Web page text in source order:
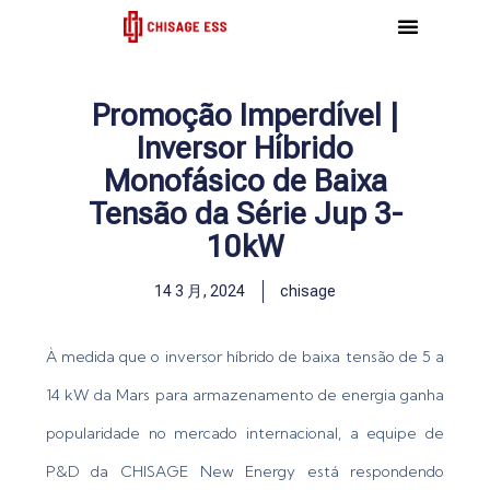
Promoção Imperdível |
Inversor Híbrido
Monofásico de Baixa
Tensão da Série Jup 3-
10kW
14 3 月, 2024 chisage
À medida que o inversor híbrido de baixa tensão de 5 a
14 kW da Mars para armazenamento de energia ganha
popularidade no mercado internacional, a equipe de
P&D da CHISAGE New Energy está respondendo